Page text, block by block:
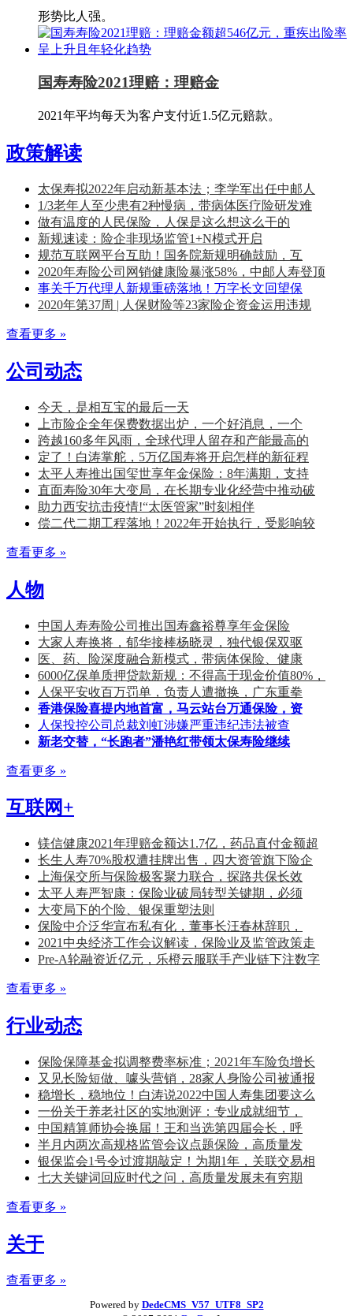
形势比人强。
国寿寿险2021理赔：理赔金
2021年平均每天为客户支付近1.5亿元赔款。
政策解读
太保寿拟2022年启动新基本法；李学军出任中邮人
1/3老年人至少患有2种慢病，带病体医疗险研发难
做有温度的人民保险，人保是这么想这么干的
新规速读：险企非现场监管1+N模式开启
规范互联网平台互助！国务院新规明确鼓励，互
2020年寿险公司网销健康险暴涨58%，中邮人寿登顶
事关千万代理人新规重磅落地！万字长文回望保
2020年第37周 | 人保财险等23家险企资金运用违规
查看更多 »
公司动态
今天，是相互宝的最后一天
上市险企全年保费数据出炉，一个好消息，一个
跨越160多年风雨，全球代理人留存和产能最高的
定了！白涛掌舵，5万亿国寿将开启怎样的新征程
太平人寿推出国玺世享年金保险：8年满期，支持
直面寿险30年大变局，在长期专业化经营中推动破
助力西安抗击疫情!“太医管家”时刻相伴
偿二代二期工程落地！2022年开始执行，受影响较
查看更多 »
人物
中国人寿寿险公司推出国寿鑫裕尊享年金保险
大家人寿换将，郁华接棒杨晓灵，独代银保双驱
医、药、险深度融合新模式，带病体保险、健康
6000亿保单质押贷款新规：不得高于现金价值80%，
人保平安收百万罚单，负责人遭撤换，广东重拳
香港保险喜提内地首富，马云站台万通保险，资
人保投控公司总裁刘虹涉嫌严重违纪违法被查
新老交替，“长跑者”潘艳红带领太保寿险继续
查看更多 »
互联网+
镁信健康2021年理赔金额达1.7亿，药品直付金额超
长生人寿70%股权遭挂牌出售，四大资管旗下险企
上海保交所与保险极客聚力联合，探路共保长效
太平人寿严智康：保险业破局转型关键期，必须
大变局下的个险、银保重塑法则
保险中介泛华宣布私有化，董事长汪春林辞职，
2021中央经济工作会议解读，保险业及监管政策走
Pre-A轮融资近亿元，乐橙云服联手产业链下注数字
查看更多 »
行业动态
保险保障基金拟调整费率标准；2021年车险负增长
又见长险短做、噱头营销，28家人身险公司被通报
稳增长，稳地位！白涛说2022中国人寿集团要这么
一份关于养老社区的实地测评：专业成就细节，
中国精算师协会换届！王和当选第四届会长，呼
半月内两次高规格监管会议点题保险，高质量发
银保监会1号令过渡期敲定！为期1年，关联交易相
七大关键词回应时代之问，高质量发展未有穷期
查看更多 »
关于
查看更多 »
Powered by DedeCMS_V57_UTF8_SP2